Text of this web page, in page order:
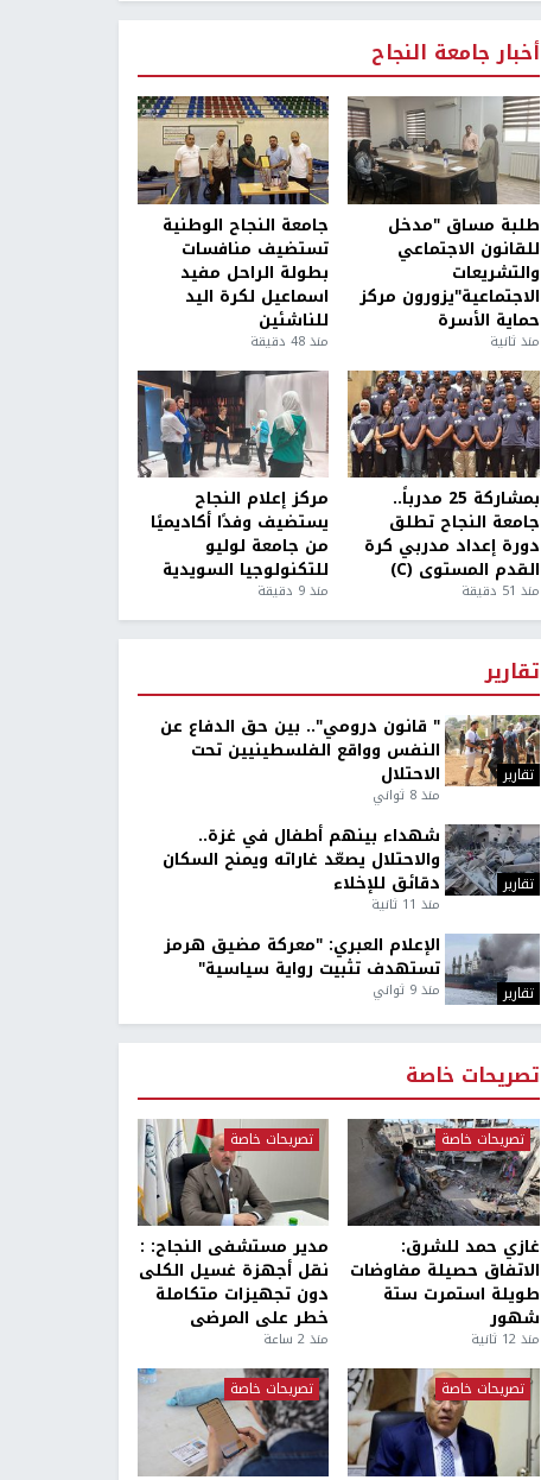
أخبار جامعة النجاح
طلبة مساق "مدخل
للقانون الاجتماعي
والتشريعات
الاجتماعية"يزورون مركز
حماية الأسرة
منذ ثانية
جامعة النجاح الوطنية
تستضيف منافسات
بطولة الراحل مفيد
اسماعيل لكرة اليد
للناشئين
منذ 48 دقيقة
بمشاركة 25 مدرباً..
جامعة النجاح تطلق
دورة إعداد مدربي كرة
القدم المستوى (C)
منذ 51 دقيقة
مركز إعلام النجاح
يستضيف وفدًا أكاديميًا
من جامعة لوليو
للتكنولوجيا السويدية
منذ 9 دقيقة
تقارير
تقارير
" قانون درومي".. بين حق الدفاع عن
النفس وواقع الفلسطينيين تحت
الاحتلال
منذ 8 ثواني
تقارير
شهداء بينهم أطفال في غزة..
والاحتلال يصعّد غاراته ويمنح السكان
دقائق للإخلاء
منذ 11 ثانية
تقارير
الإعلام العبري: "معركة مضيق هرمز
تستهدف تثبيت رواية سياسية"
منذ 9 ثواني
تصريحات خاصة
تصريحات خاصة
غازي حمد للشرق:
الاتفاق حصيلة مفاوضات
طويلة استمرت ستة
شهور
منذ 12 ثانية
تصريحات خاصة
مدير مستشفى النجاح: :
نقل أجهزة غسيل الكلى
دون تجهيزات متكاملة
خطر على المرضى
منذ 2 ساعة
تصريحات خاصة تصريحات خاصة